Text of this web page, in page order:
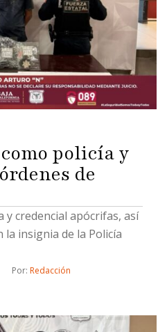
policía y
de
y credencial apócrifas, así
insignia de la Policía
Por: Redacción